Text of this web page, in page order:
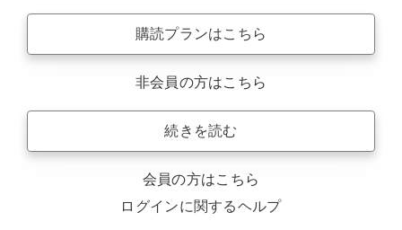
購読プランはこちら
非会員の方はこちら
続きを読む
会員の方はこちら
ログインに関するヘルプ